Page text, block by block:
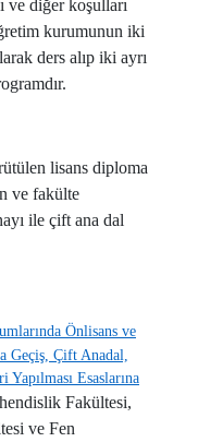
ve diğer koşulları
kurumunun iki
ders alıp iki ayrı
lisans diploma
ve fakülte
ile çift ana dal
Önlisans ve
Geçiş, Çift Anadal,
Esaslarına
Fakültesi,
ve Fen